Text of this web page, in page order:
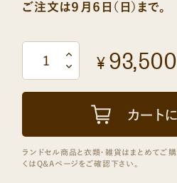
ご注文は９月６日（日）まで。
¥ 93,500